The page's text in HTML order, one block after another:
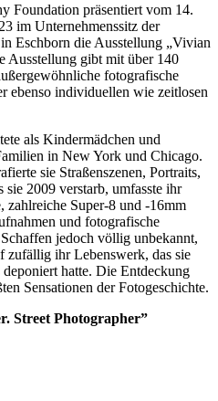
Foundation präsentiert vom 14.
im Unternehmenssitz der
Eschborn die Ausstellung „Vivian
Ausstellung gibt mit über 140
fotografische
ebenso individuellen wie zeitlosen
als Kindermädchen und
in New York und Chicago.
sie Straßenszenen, Portraits,
2009 verstarb, umfasste ihr
zahlreiche Super-8 und -16mm
und fotografische
jedoch völlig unbekannt,
zufällig ihr Lebenswerk, das sie
hatte. Die Entdeckung
Sensationen der Fotogeschichte.
Street Photographer”